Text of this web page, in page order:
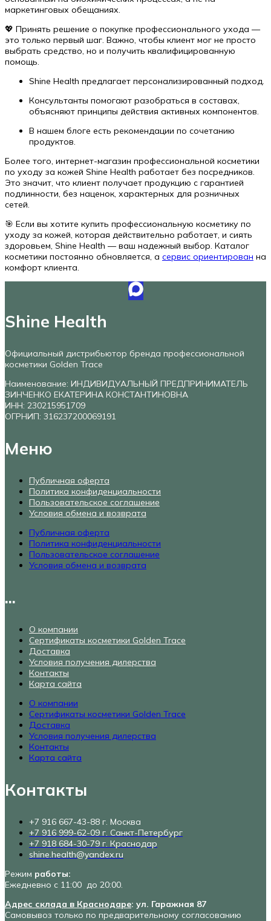
маркетинговых обещаниях.
💖 Принять решение о покупке профессионального ухода —
это только первый шаг. Важно, чтобы клиент мог не просто
выбрать средство, но и получить квалифицированную
помощь.
Shine Health предлагает персонализированный подход.
Консультанты помогают разобраться в составах,
объясняют принципы действия активных компонентов.
В нашем блоге есть рекомендации по сочетанию
продуктов.
Более того, интернет-магазин профессиональной косметики
по уходу за кожей Shine Health работает без посредников.
Это значит, что клиент получает продукцию с гарантией
подлинности, без наценок, характерных для розничных
сетей.
🎯 Если вы хотите купить профессиональную косметику по
уходу за кожей, которая действительно работает, и сиять
здоровьем, Shine Health — ваш надежный выбор. Каталог
косметики постоянно обновляется, а сервис ориентирован на
комфорт клиента.
Shine Health
Официальный дистрибьютор бренда профессиональной
косметики Golden Trace
Наименование: ИНДИВИДУАЛЬНЫЙ ПРЕДПРИНИМАТЕЛЬ
ЗИНЧЕНКО ЕКАТЕРИНА КОНСТАНТИНОВНА
ИНН: 230215951709
ОГРНИП: 316237200069191
Меню
Публичная оферта
Политика конфиденциальности
Пользовательское соглашение
Условия обмена и возврата
Публичная оферта
Политика конфиденциальности
Пользовательское соглашение
Условия обмена и возврата
...
О компании
Сертификаты косметики Golden Trace
Доставка
Условия получения дилерства
Контакты
Карта сайта
О компании
Сертификаты косметики Golden Trace
Доставка
Условия получения дилерства
Контакты
Карта сайта
Контакты
+7 916 667-43-88 г. Москва
+7 916 999-62-09 г. Санкт-Петербург
+7 918 684-30-79 г. Краснодар
shine.health@yandex.ru
Режим работы:
Ежедневно с 11:00 до 20:00.
Адрес склада в Краснодаре: ул. Гаражная 87
Самовывоз только по предварительному согласованию